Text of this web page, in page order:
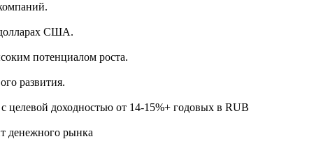
США.
потенциалом роста.
развития.
доходностью от 14-15%+ годовых в RUB
денежного рынка